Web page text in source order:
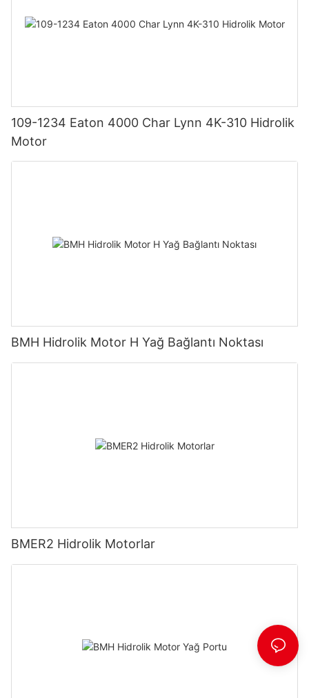
109-1234 Eaton 4000 Char Lynn 4K-310 Hidrolik
Motor
BMH Hidrolik Motor H Yağ Bağlantı Noktası
BMER2 Hidrolik Motorlar